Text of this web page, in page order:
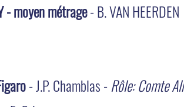
- moyen métrage- B. VAN HEERDEN
- J.P. Chamblas -Rôle: Comte